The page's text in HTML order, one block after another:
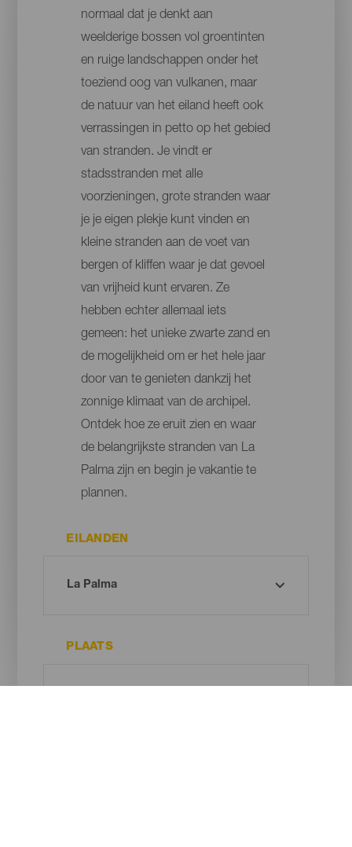
normaal dat je denkt aan
weelderige bossen vol groentinten
en ruige landschappen onder het
toeziend oog van vulkanen, maar
de natuur van het eiland heeft ook
verrassingen in petto op het gebied
van stranden. Je vindt er
stadsstranden met alle
voorzieningen, grote stranden waar
je je eigen plekje kunt vinden en
kleine stranden aan de voet van
bergen of kliffen waar je dat gevoel
van vrijheid kunt ervaren. Ze
hebben echter allemaal iets
gemeen: het unieke zwarte zand en
de mogelijkheid om er het hele jaar
door van te genieten dankzij het
zonnige klimaat van de archipel.
Ontdek hoe ze eruit zien en waar
de belangrijkste stranden van La
Palma zijn en begin je vakantie te
plannen.
EILANDEN
PLAATS